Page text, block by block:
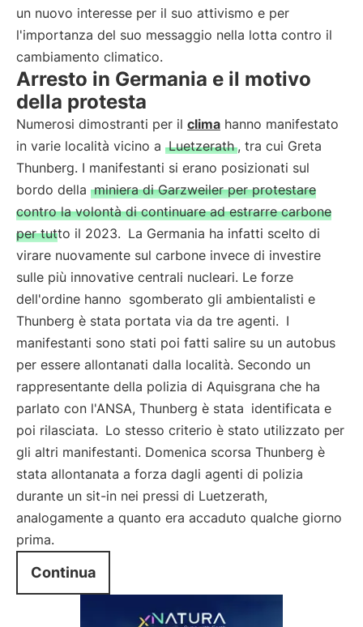
un nuovo interesse per il suo attivismo e per
l'importanza del suo messaggio nella lotta contro il
cambiamento climatico.
Arresto in Germania e il motivo
della protesta
Numerosi dimostranti per il clima hanno manifestato
in varie località vicino a Luetzerath , tra cui Greta
Thunberg. I manifestanti si erano posizionati sul
bordo della miniera di Garzweiler per protestare
contro la volontà di continuare ad estrarre carbone
per tutto il 2023. La Germania ha infatti scelto di
virare nuovamente sul carbone invece di investire
sulle più innovative centrali nucleari. Le forze
dell'ordine hanno sgomberato gli ambientalisti e
Thunberg è stata portata via da tre agenti. I
manifestanti sono stati poi fatti salire su un autobus
per essere allontanati dalla località. Secondo un
rappresentante della polizia di Aquisgrana che ha
parlato con l'ANSA, Thunberg è stata identificata e
poi rilasciata. Lo stesso criterio è stato utilizzato per
gli altri manifestanti. Domenica scorsa Thunberg è
stata allontanata a forza dagli agenti di polizia
durante un sit-in nei pressi di Luetzerath,
analogamente a quanto era accaduto qualche giorno
prima.
Continua